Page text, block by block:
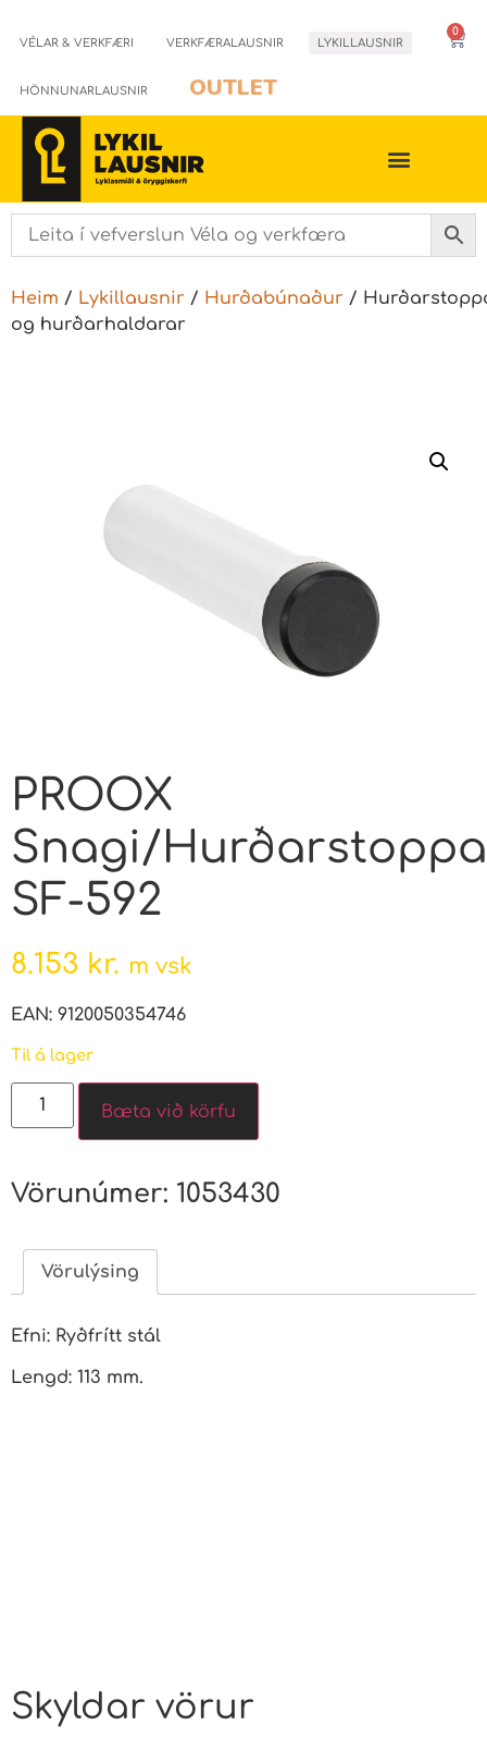
VÉLAR & VERKFÆRI VERKFÆRALAUSNIR LYKILLAUSNIR
HÖNNUNARLAUSNIR OUTLET
0
Heim / Lykillausnir / Hurðabúnaður /
og hurðarhaldarar
PROOX
Snagi/
SF-592
8.153 kr. m vsk
EAN: 9120050354746
Til á lager
Bæta við körfu
Vörunúmer: 1053430
Vörulýsing
Efni: Ryðfrítt stál
Lengd: 113 mm.
Skyldar vörur